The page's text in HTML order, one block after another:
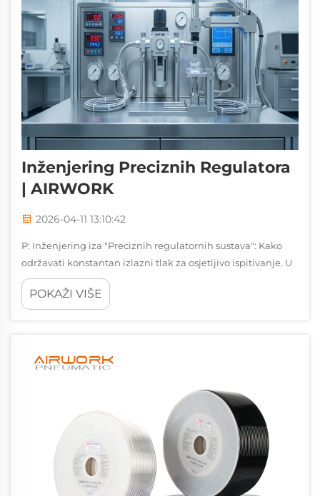
Inženjering Preciznih Regulatora
| AIRWORK
2026-04-11 13:10:42
P: Inženjering iza "Preciznih regulatornih sustava": Kako
održavati konstantan izlazni tlak za osjetljivo ispitivanje. U
proizvodnim pogonima, laboratorijima za ispitivanje i
odjeljenjima za kontrolu kvalitete, pneumatske operacije
često zahtijevaju mnogo više od gen...
POKAŽI VIŠE